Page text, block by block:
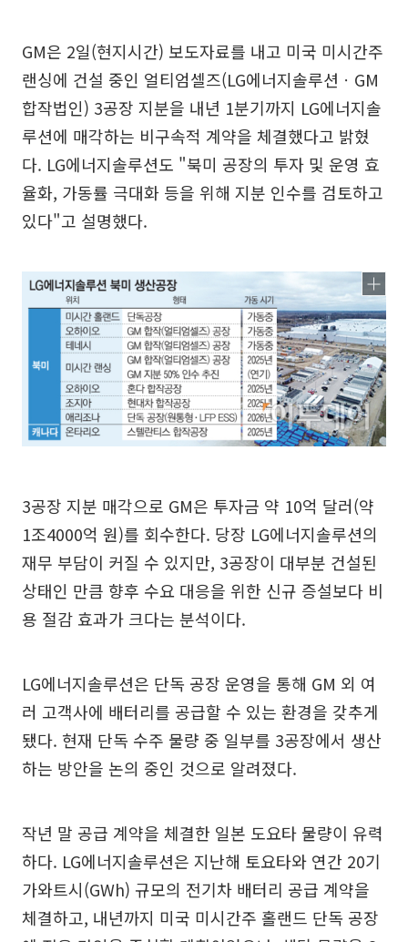
GM은 2일(현지시간) 보도자료를 내고 미국 미시간주
랜싱에 건설 중인 얼티엄셀즈(LG에너지솔루션ㆍGM
합작법인) 3공장 지분을 내년 1분기까지 LG에너지솔
루션에 매각하는 비구속적 계약을 체결했다고 밝혔
다. LG에너지솔루션도 "북미 공장의 투자 및 운영 효
율화, 가동률 극대화 등을 위해 지분 인수를 검토하고
있다"고 설명했다.
3공장 지분 매각으로 GM은 투자금 약 10억 달러(약
1조4000억 원)를 회수한다. 당장 LG에너지솔루션의
재무 부담이 커질 수 있지만, 3공장이 대부분 건설된
상태인 만큼 향후 수요 대응을 위한 신규 증설보다 비
용 절감 효과가 크다는 분석이다.
LG에너지솔루션은 단독 공장 운영을 통해 GM 외 여
러 고객사에 배터리를 공급할 수 있는 환경을 갖추게
됐다. 현재 단독 수주 물량 중 일부를 3공장에서 생산
하는 방안을 논의 중인 것으로 알려졌다.
작년 말 공급 계약을 체결한 일본 도요타 물량이 유력
하다. LG에너지솔루션은 지난해 토요타와 연간 20기
가와트시(GWh) 규모의 전기차 배터리 공급 계약을
체결하고, 내년까지 미국 미시간주 홀랜드 단독 공장